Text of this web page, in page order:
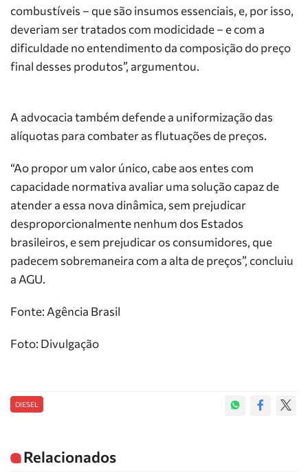
combustíveis – que são insumos essenciais, e, por isso,
deveriam ser tratados com modicidade – e com a
dificuldade no entendimento da composição do preço
final desses produtos”, argumentou.
A advocacia também defende a uniformização das
alíquotas para combater as flutuações de preços.
“Ao propor um valor único, cabe aos entes com
capacidade normativa avaliar uma solução capaz de
atender a essa nova dinâmica, sem prejudicar
desproporcionalmente nenhum dos Estados
brasileiros, e sem prejudicar os consumidores, que
padecem sobremaneira com a alta de preços”, concluiu
a AGU.
Fonte: Agência Brasil
Foto: Divulgação
DIESEL
Relacionados